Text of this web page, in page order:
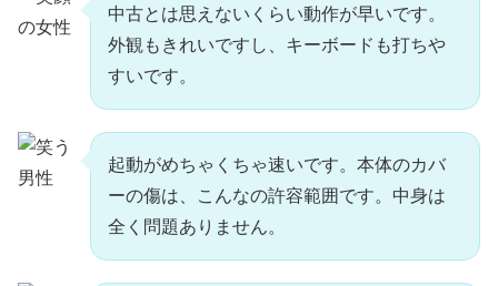
中古とは思えないくらい動作が早いです。
外観もきれいですし、キーボードも打ちや
すいです。
起動がめちゃくちゃ速いです。本体のカバ
ーの傷は、こんなの許容範囲です。中身は
全く問題ありません。